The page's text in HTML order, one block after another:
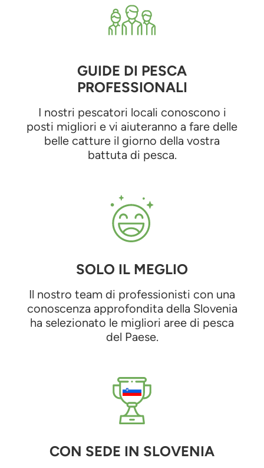
GUIDE DI PESCA
PROFESSIONALI
I nostri pescatori locali conoscono i
posti migliori e vi aiuteranno a fare delle
belle catture il giorno della vostra
battuta di pesca.
SOLO IL MEGLIO
Il nostro team di professionisti con una
conoscenza approfondita della Slovenia
ha selezionato le migliori aree di pesca
del Paese.
CON SEDE IN SLOVENIA